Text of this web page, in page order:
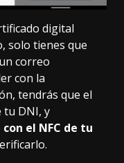
digital
solo tienes que
correo
con la
tendrás que el
tu DNI, y
el NFC de tu